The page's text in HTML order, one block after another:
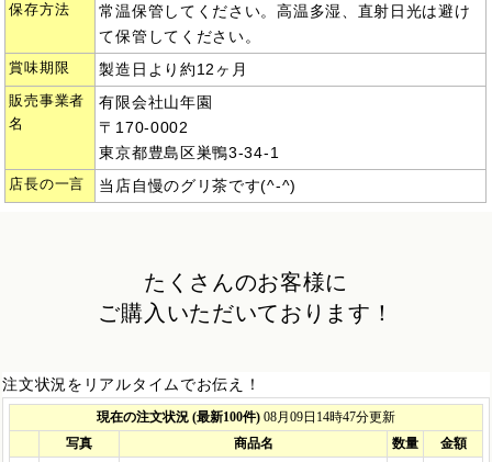
保存方法
常温保管してください。高温多湿、直射日光は避け
て保管してください。
賞味期限 製造日より約12ヶ月
販売事業者
名
有限会社山年園
〒170-0002
東京都豊島区巣鴨3-34-1
店長の一言 当店自慢のグリ茶です(^-^)
たくさんのお客様に
ご購入いただいております！
注文状況をリアルタイムでお伝え！